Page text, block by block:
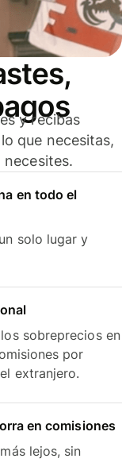
y recibas
que necesitas,
necesites.
en todo el
solo lugar y
sobreprecios en
por
extranjero.
en comisiones
lejos, sin